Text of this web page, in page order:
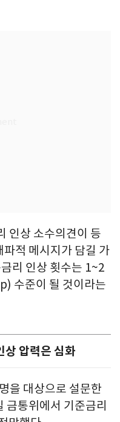
인상 소수의견이 등
적 메시지가 담길 가
리 인상 횟수는 1~2
수준이 될 것이라는
압력은 심화
을 대상으로 설문한
금통위에서 기준금리